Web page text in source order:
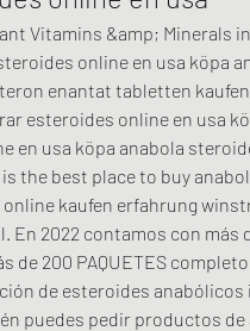
online en usa köpa
enantat tabletten
esteroides online en usa
en usa köpa anabola
the best place to buy
kaufen erfahrung
En 2022 contamos con
de 200 PAQUETES
de esteroides
puedes pedir productos de